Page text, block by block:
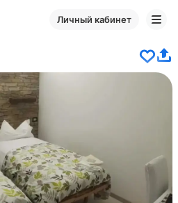
Личный кабинет